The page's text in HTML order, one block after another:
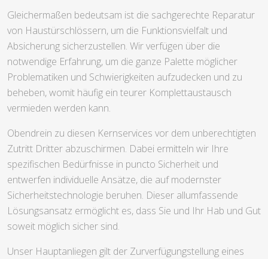
Gleichermaßen bedeutsam ist die sachgerechte Reparatur
von Haustürschlössern, um die Funktionsvielfalt und
Absicherung sicherzustellen. Wir verfügen über die
notwendige Erfahrung, um die ganze Palette möglicher
Problematiken und Schwierigkeiten aufzudecken und zu
beheben, womit häufig ein teurer Komplettaustausch
vermieden werden kann.
Obendrein zu diesen Kernservices vor dem unberechtigten
Zutritt Dritter abzuschirmen. Dabei ermitteln wir Ihre
spezifischen Bedürfnisse in puncto Sicherheit und
entwerfen individuelle Ansätze, die auf modernster
Sicherheitstechnologie beruhen. Dieser allumfassende
Lösungsansatz ermöglicht es, dass Sie und Ihr Hab und Gut
soweit möglich sicher sind.
Unser Hauptanliegen gilt der Zurverfügungstellung eines